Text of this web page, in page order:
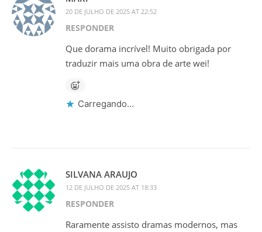
20 DE JULHO DE 2025 AT 22:52
RESPONDER
Que dorama incrível! Muito obrigada por
traduzir mais uma obra de arte wei!
Carregando...
SILVANA ARAUJO
12 DE JULHO DE 2025 AT 18:33
RESPONDER
Raramente assisto dramas modernos, mas